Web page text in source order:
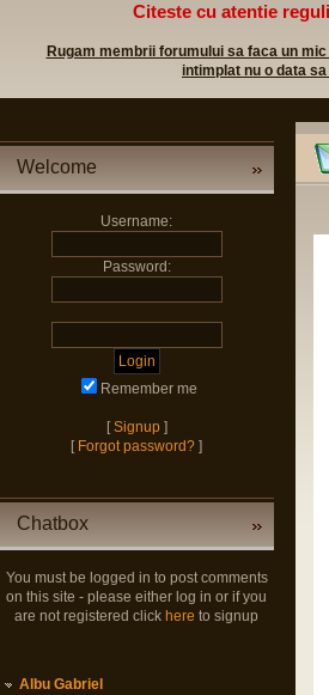
Citeste cu atentie
Rugam membrii forumului sa faca un
intimplat nu o data
Welcome
Username:
Password:
Remember me
[Signup]
[ Forgot password? ]
Chatbox
You must be logged in to post comments
on this site - please either log in or if you
are not registered click here to signup
Albu Gabriel